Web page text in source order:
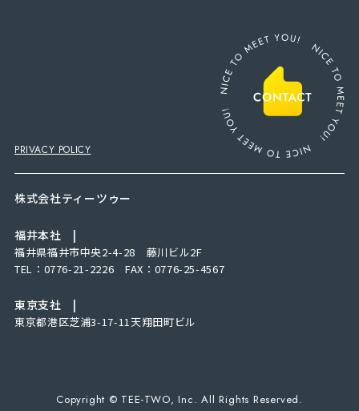
PRIVACY POLICY
株式会社ティーツゥー
福井本社 |
福井県福井市中央2-4-28 藤川ビル2F
TEL：0776-21-2226 FAX：0776-25-4567
東京支社 |
東京都港区芝浦3-17-11天翔田町ビル
Copyright © TEE-TWO, Inc. All Rights Reserved.